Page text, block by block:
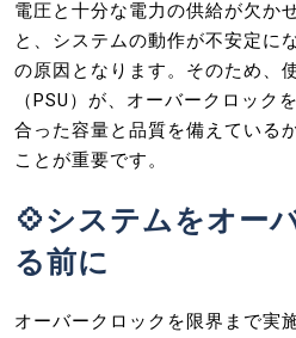
電圧と十分な電力の供給が欠か
と、システムの動作が不安定に
の原因となります。そのため、
（PSU）が、オーバークロック
合った容量と品質を備えている
ことが重要です。
💠システムをオー
る前に
オーバークロックを限界まで実